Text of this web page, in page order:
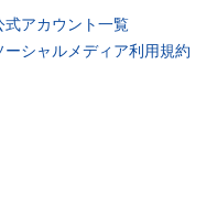
式アカウント一覧
ーシャルメディア利用規約